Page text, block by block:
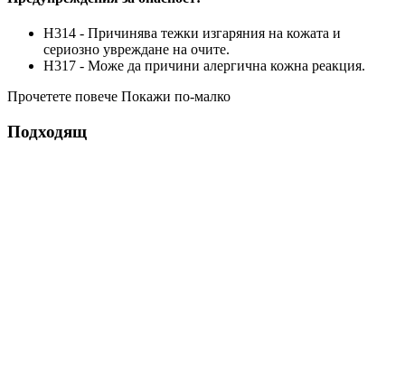
H314 - Причинява тежки изгаряния на кожата и
сериозно увреждане на очите.
H317 - Може да причини алергична кожна реакция.
Прочетете повече Покажи по-малко
Подходящ